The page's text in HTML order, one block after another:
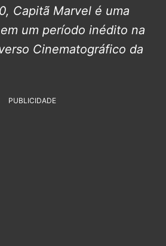
Capitã Marvel é uma
um período inédito na
Cinematográfico da
PUBLICIDADE